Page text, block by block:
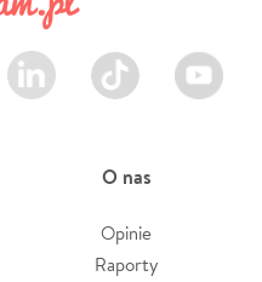
LinkedIn TikTok Youtube
O nas
Opinie
Raporty